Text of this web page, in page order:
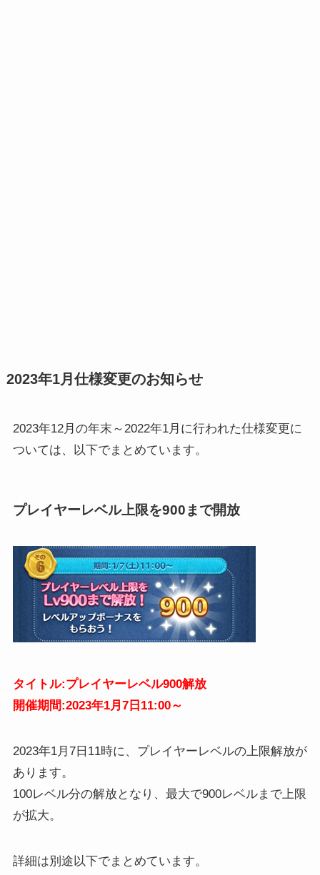
2023年1月仕様変更のお知らせ
2023年12月の年末～2022年1月に行われた仕様変更に
ついては、以下でまとめています。
プレイヤーレベル上限を900まで開放
タイトル:プレイヤーレベル900解放
開催期間:2023年1月7日11:00～
2023年1月7日11時に、プレイヤーレベルの上限解放が
あります。
100レベル分の解放となり、最大で900レベルまで上限
が拡大。
詳細は別途以下でまとめています。